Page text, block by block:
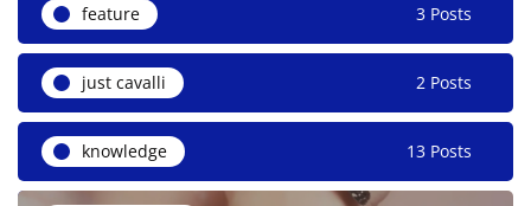
feature 3 Posts
just cavalli 2 Posts
knowledge 13 Posts